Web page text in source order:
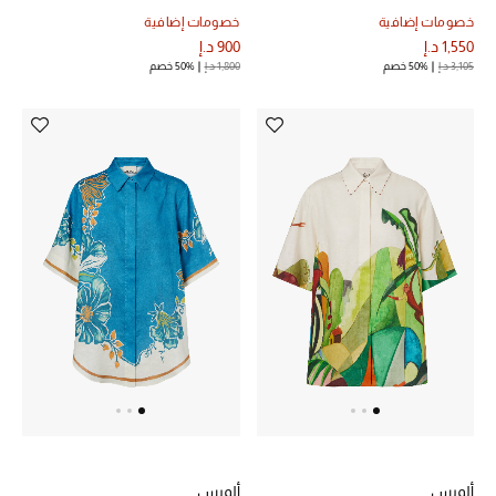
مكتشف العطور
مستحضرات العناية
مستحضرات الاستحمام والعناية بالجسم
العناية بالشعر
الصحة والعافية
خصومات إضافية
1,550 د.إ
3,105 د.إ 50% خصم
خصومات إضافية
900 د.إ
1,800 د.إ 50% خصم
ألميس
ألميس